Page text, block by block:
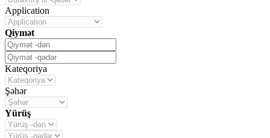
Application
Qiymət
Kateqoriya
Şəhər
Yürüş